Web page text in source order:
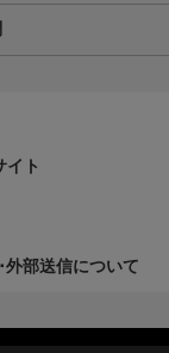
イト
外部送信について